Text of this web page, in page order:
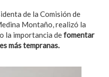
de la Comisión de
Montaño, realizó la
la importancia defomentar
más tempranas.